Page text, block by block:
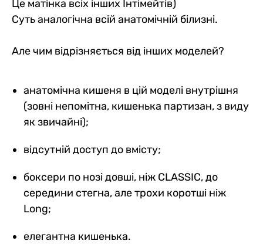
Це матінка всіх інших Інтімейтів)
Суть аналогічна всій анатомічній білизні.
Але чим відрізняється від інших моделей?
анатомічна кишеня в цій моделі внутрішня
(зовні непомітна, кишенька партизан, з виду
як звичайні);
відсутній доступ до вмісту;
боксери по нозі довші, ніж CLASSIC, до
середини стегна, але трохи коротші ніж
Long;
елегантна кишенька.